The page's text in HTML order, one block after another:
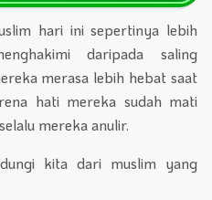
hari ini sepertinya lebih
daripada saling
merasa lebih hebat saat
hati mereka sudah mati
mereka anulir.
kita dari muslim yang